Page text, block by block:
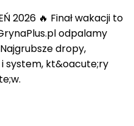
2026 🔥 Finał wakacji to
odpalamy
dropy,
i system, kt&oacute;ry